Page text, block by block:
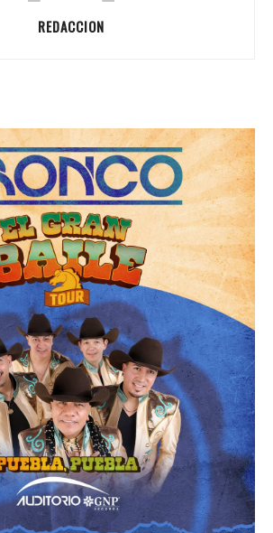
REDACCION